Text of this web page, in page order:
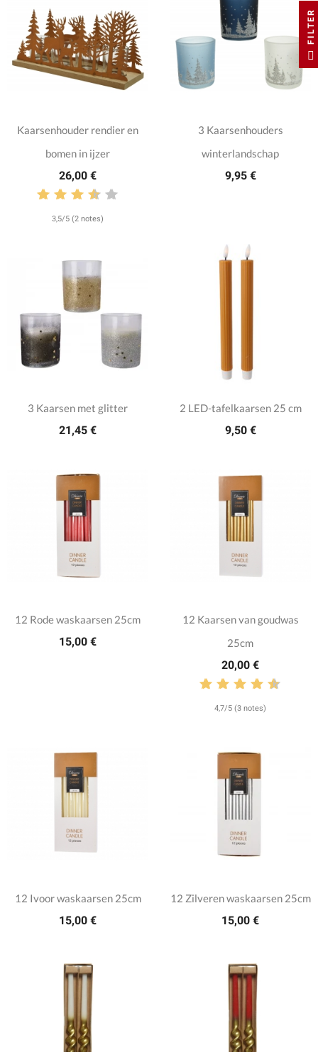
Kaarsenhouder rendier en
bomen in ijzer
26,00 €
3,5/5 (2 notes)
3 Kaarsenhouders
winterlandschap
9,95 €
3 Kaarsen met glitter
21,45 €
2 LED-tafelkaarsen 25 cm
9,50 €
12 Rode waskaarsen 25cm
15,00 €
12 Kaarsen van goudwas
25cm
20,00 €
4,7/5 (3 notes)
12 Ivoor waskaarsen 25cm
15,00 €
12 Zilveren waskaarsen 25cm
15,00 €
FILTER